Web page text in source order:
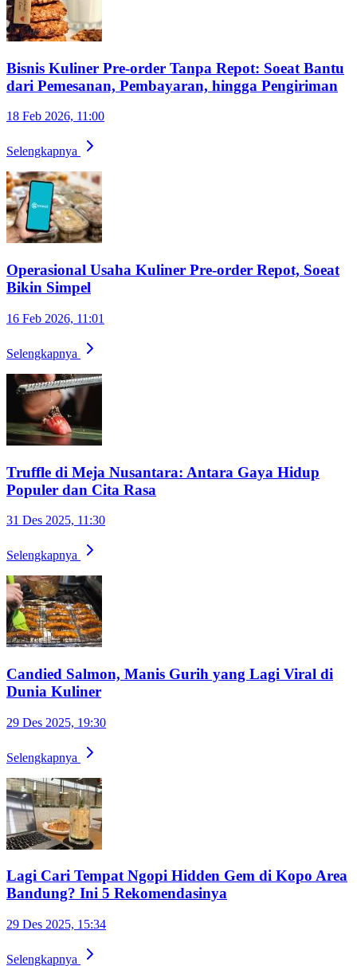
Bisnis Kuliner Pre-order Tanpa Repot: Soeat Bantu
dari Pemesanan, Pembayaran, hingga Pengiriman
18 Feb 2026, 11:00
Selengkapnya
Operasional Usaha Kuliner Pre-order Repot, Soeat
Bikin Simpel
16 Feb 2026, 11:01
Selengkapnya
Truffle di Meja Nusantara: Antara Gaya Hidup
Populer dan Cita Rasa
31 Des 2025, 11:30
Selengkapnya
Candied Salmon, Manis Gurih yang Lagi Viral di
Dunia Kuliner
29 Des 2025, 19:30
Selengkapnya
Lagi Cari Tempat Ngopi Hidden Gem di Kopo Area
Bandung? Ini 5 Rekomendasinya
29 Des 2025, 15:34
Selengkapnya